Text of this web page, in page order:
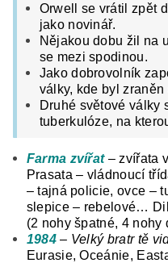
Orwell se vrátil zpět
jako novinář.
Nějakou dobu žil na
se mezi spodinou.
Jako dobrovolník
války, kde byl
Druhé světové války
tuberkulóze, na
Farma zvířat– zvířata
Prasata – vládnoucí
– tajná policie, ovce –
slepice – rebelové…
(2 nohy špatné, 4 nohy
1984– Velký bratr tě
Eurasie, Oceánie,